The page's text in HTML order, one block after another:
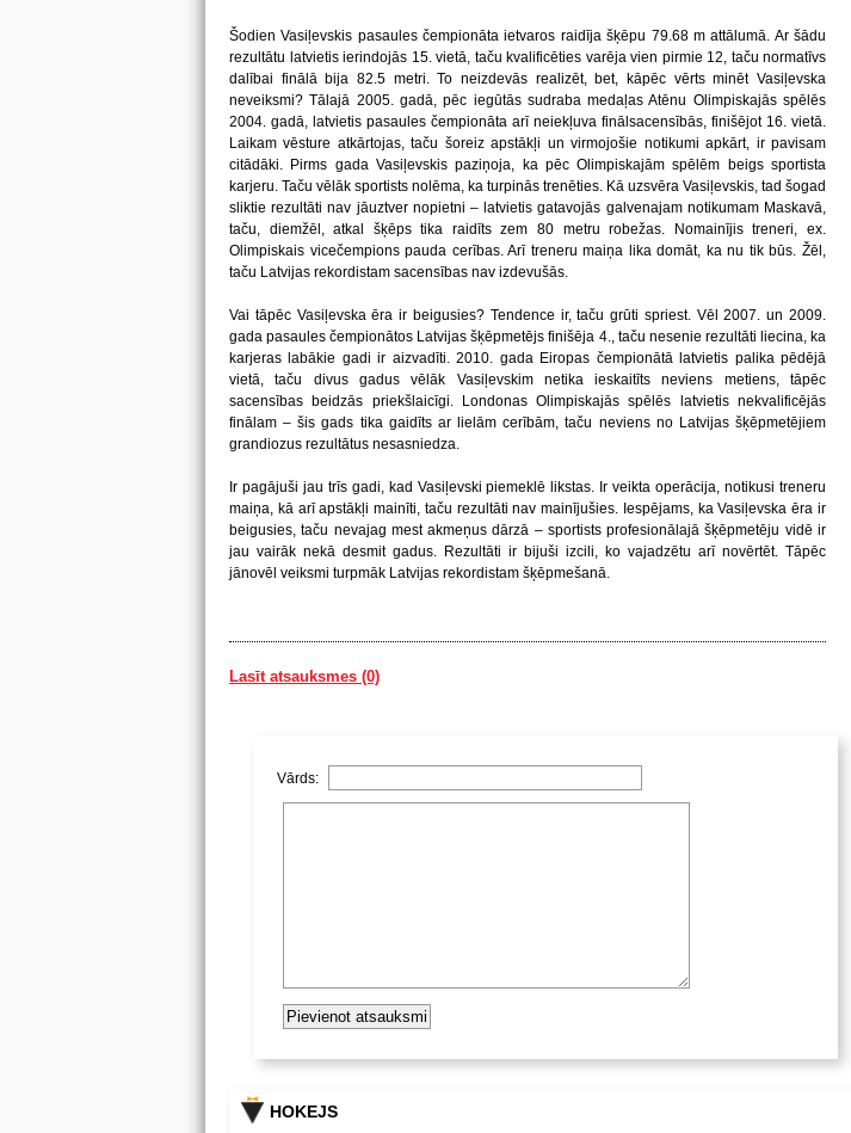
Šodien Vasiļevskis pasaules čempionāta ietvaros raidīja šķēpu 79.68 m attālumā. Ar šādu
rezultātu latvietis ierindojās 15. vietā, taču kvalificēties varēja vien pirmie 12, taču normatīvs
dalībai finālā bija 82.5 metri. To neizdevās realizēt, bet, kāpēc vērts minēt Vasiļevska
neveiksmi? Tālajā 2005. gadā, pēc iegūtās sudraba medaļas Atēnu Olimpiskajās spēlēs
2004. gadā, latvietis pasaules čempionāta arī neiekļuva finālsacensībās, finišējot 16. vietā.
Laikam vēsture atkārtojas, taču šoreiz apstākļi un virmojošie notikumi apkārt, ir pavisam
citādāki. Pirms gada Vasiļevskis paziņoja, ka pēc Olimpiskajām spēlēm beigs sportista
karjeru. Taču vēlāk sportists nolēma, ka turpinās trenēties. Kā uzsvēra Vasiļevskis, tad šogad
sliktie rezultāti nav jāuztver nopietni – latvietis gatavojās galvenajam notikumam Maskavā,
taču, diemžēl, atkal šķēps tika raidīts zem 80 metru robežas. Nomainījis treneri, ex.
Olimpiskais vicečempions pauda cerības. Arī treneru maiņa lika domāt, ka nu tik būs. Žēl,
taču Latvijas rekordistam sacensības nav izdevušās.
Vai tāpēc Vasiļevska ēra ir beigusies? Tendence ir, taču grūti spriest. Vēl 2007. un 2009.
gada pasaules čempionātos Latvijas šķēpmetējs finišēja 4., taču nesenie rezultāti liecina, ka
karjeras labākie gadi ir aizvadīti. 2010. gada Eiropas čempionātā latvietis palika pēdējā
vietā, taču divus gadus vēlāk Vasiļevskim netika ieskaitīts neviens metiens, tāpēc
sacensības beidzās priekšlaicīgi. Londonas Olimpiskajās spēlēs latvietis nekvalificējās
finālam – šis gads tika gaidīts ar lielām cerībām, taču neviens no Latvijas šķēpmetējiem
grandiozus rezultātus nesasniedza.
Ir pagājuši jau trīs gadi, kad Vasiļevski piemeklē likstas. Ir veikta operācija, notikusi treneru
maiņa, kā arī apstākļi mainīti, taču rezultāti nav mainījušies. Iespējams, ka Vasiļevska ēra ir
beigusies, taču nevajag mest akmeņus dārzā – sportists profesionālajā šķēpmetēju vidē ir
jau vairāk nekā desmit gadus. Rezultāti ir bijuši izcili, ko vajadzētu arī novērtēt. Tāpēc
jānovēl veiksmi turpmāk Latvijas rekordistam šķēpmešanā.
Lasīt atsauksmes (0)
Vārds:
HOKEJS